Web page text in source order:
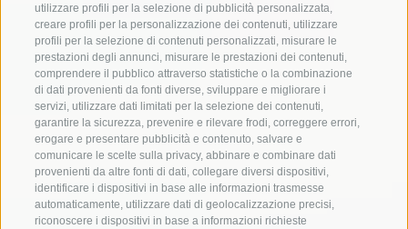
utilizzare profili per la selezione di pubblicità personalizzata,
creare profili per la personalizzazione dei contenuti, utilizzare
profili per la selezione di contenuti personalizzati, misurare le
prestazioni degli annunci, misurare le prestazioni dei contenuti,
comprendere il pubblico attraverso statistiche o la combinazione
di dati provenienti da fonti diverse, sviluppare e migliorare i
servizi, utilizzare dati limitati per la selezione dei contenuti,
garantire la sicurezza, prevenire e rilevare frodi, correggere errori,
erogare e presentare pubblicità e contenuto, salvare e
comunicare le scelte sulla privacy, abbinare e combinare dati
provenienti da altre fonti di dati, collegare diversi dispositivi,
identificare i dispositivi in base alle informazioni trasmesse
automaticamente, utilizzare dati di geolocalizzazione precisi,
riconoscere i dispositivi in base a informazioni richieste